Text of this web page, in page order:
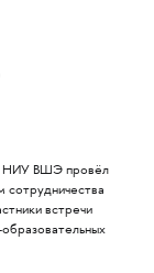
НИУ ВШЭ провёл
сотрудничества
встречи